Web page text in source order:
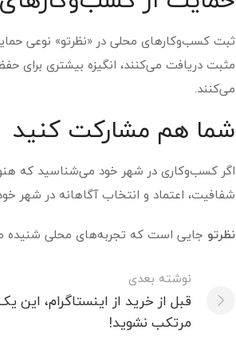
ثبت کسب‌وکارهای محلی در «نظرتو» نوعی
مثبت دریافت می‌کنند، انگیزه بیشتری برای
می‌کنند.
شما هم مشارکت کنید
اگر کسب‌وکاری در شهر خود می‌شناسید که هنوز
شفافیت، اعتماد و انتخاب آگاهانه در شهر
نظرتو جایی است که تجربه‌های محلی شنیده
ناوبری
پست
نوشته بعدی
قبل از خرید از اینستاگرام، این
مرتکب نشوید!